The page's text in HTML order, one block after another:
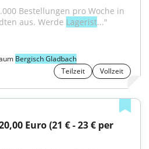
Bestellungen pro Woche in
aus. Werde Lagerist..."
Bergisch Gladbach
Teilzeit
Vollzeit
Euro (21 € - 23 € per